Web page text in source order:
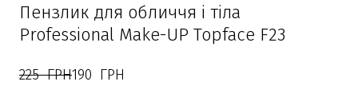
Пензлик для обличчя і тіла
Professional Make-UP Topface F23
225  ГРН190  ГРН